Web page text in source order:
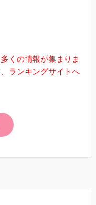
くの情報が集まりま
ランキングサイトへ